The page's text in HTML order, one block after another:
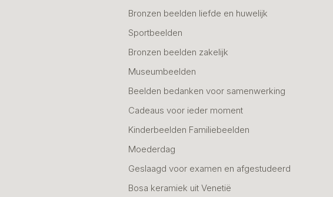
Bronzen beelden liefde en huwelijk
Sportbeelden
Bronzen beelden zakelijk
Museumbeelden
Beelden bedanken voor samenwerking
Cadeaus voor ieder moment
Kinderbeelden Familiebeelden
Moederdag
Geslaagd voor examen en afgestudeerd
Bosa keramiek uit Venetië